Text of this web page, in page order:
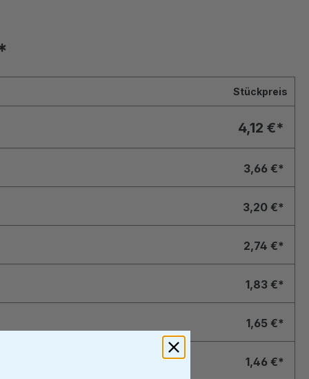
Stückpreis
4,12 €*
3,66 €*
3,20 €*
2,74 €*
1,83 €*
1,65 €*
1,46 €*